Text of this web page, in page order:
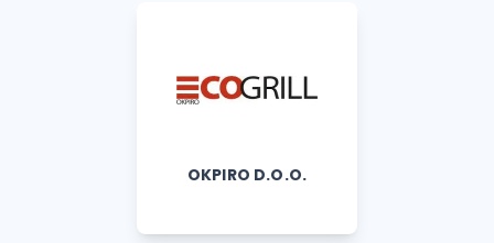
OKPIRO D.O.O.